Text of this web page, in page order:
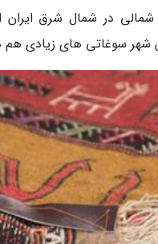
شمالی در شمال شرق